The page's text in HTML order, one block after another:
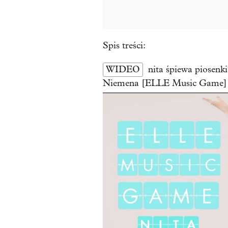
Spis treści:
WIDEO
nita śpiewa
Niemena [ELLE Music Game]